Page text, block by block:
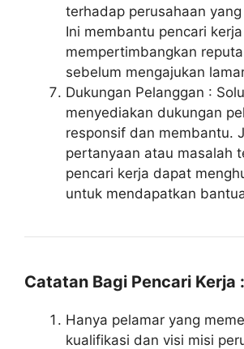
terhadap perusahaan
Ini membantu pencari
mempertimbangkan
sebelum mengajukan
Dukungan Pelanggan :
menyediakan dukungan
responsif dan membantu.
pertanyaan atau masalah
pencari kerja dapat
untuk mendapatkan
Catatan Bagi Pencari Kerja :
Hanya pelamar yang
kualifikasi dan visi misi